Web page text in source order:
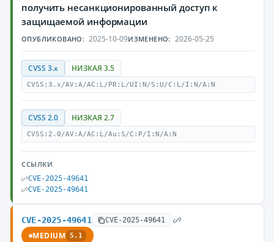
получить несанкционированный доступ к
защищаемой информации
ОПУБЛИКОВАНО: 2025-10-09ИЗМЕНЕНО: 2026-05-25
CVSS 3.x НИЗКАЯ 3.5
CVSS:3.x/AV:A/AC:L/PR:L/UI:N/S:U/C:L/I:N/A:N
CVSS 2.0 НИЗКАЯ 2.7
CVSS:2.0/AV:A/AC:L/Au:S/C:P/I:N/A:N
ССЫЛКИ
CVE-2025-49641
CVE-2025-49641
CVE-2025-49641 CVE-2025-49641
MEDIUM 5.1